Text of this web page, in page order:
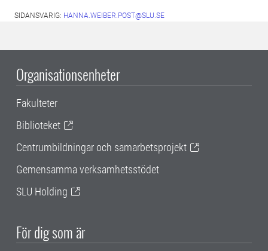
SIDANSVARIG: HANNA.WEIBER.POST@SLU.SE
Organisationsenheter
Fakulteter
Biblioteket
Centrumbildningar och samarbetsprojekt
Gemensamma verksamhetsstödet
SLU Holding
För dig som är